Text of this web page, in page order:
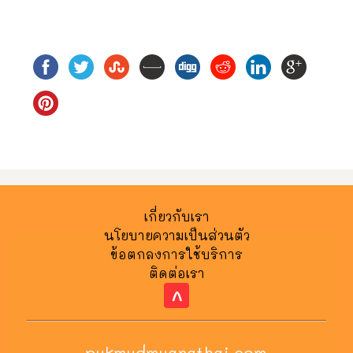
เกี่ยวกับเรา
นโยบายความเป็นส่วนตัว
ข้อตกลงการใช้บริการ
ติดต่อเรา
^